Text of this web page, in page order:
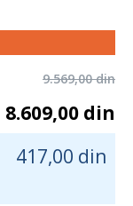
9.569,00 din
8.609,00 din
417,00 din